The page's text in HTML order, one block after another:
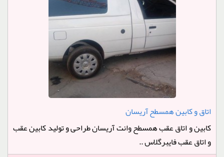
اتاق و کابین همسطح آریسان
کابین و اتاق عقب همسطح وانت آریسان طراحی و تولید کابین عقب
و اتاق عقب فایبرگلاس ..